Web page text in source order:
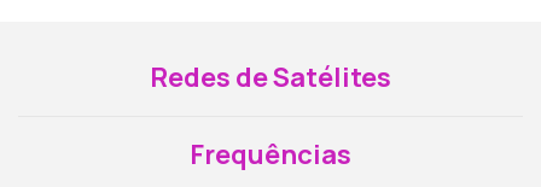
Redes de Satélites
Frequências